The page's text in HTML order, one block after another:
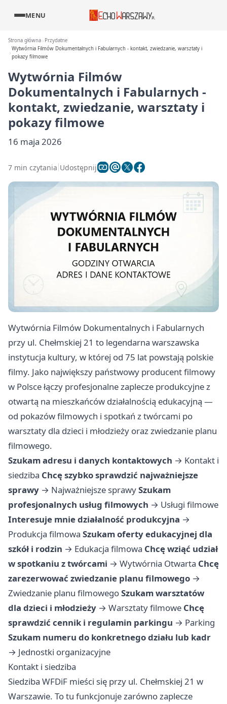
MENU
Strona główna
Przydatne
Wytwórnia Filmów Dokumentalnych i Fabularnych - kontakt, zwiedzanie, warsztaty i
pokazy filmowe
Wytwórnia Filmów
Dokumentalnych i Fabularnych -
kontakt, zwiedzanie, warsztaty i
pokazy filmowe
16 maja 2026
7 min czytania Udostępnij
Wytwórnia Filmów Dokumentalnych i Fabularnych
przy ul. Chełmskiej 21 to legendarna warszawska
instytucja kultury, w której od 75 lat powstają polskie
filmy. Jako największy państwowy producent filmowy
w Polsce łączy profesjonalne zaplecze produkcyjne z
otwartą na mieszkańców działalnością edukacyjną —
od pokazów filmowych i spotkań z twórcami po
warsztaty dla dzieci i młodzieży oraz zwiedzanie planu
filmowego.
Szukam adresu i danych kontaktowych → Kontakt i
siedziba Chcę szybko sprawdzić najważniejsze
sprawy → Najważniejsze sprawySzukam
profesjonalnych usług filmowych → Usługi filmowe
Interesuje mnie działalność produkcyjna →
Produkcja filmowa Szukam oferty edukacyjnej dla
szkół i rodzin → Edukacja filmowa Chcę wziąć udział
w spotkaniu z twórcami → Wytwórnia Otwarta Chcę
zarezerwować zwiedzanie planu filmowego →
Zwiedzanie planu filmowegoSzukam warsztatów
dla dzieci i młodzieży → Warsztaty filmowe Chcę
sprawdzić cennik i regulamin parkingu → Parking
Szukam numeru do konkretnego działu lub kadr
→ Jednostki organizacyjne
Kontakt i siedziba
Siedziba WFDiF mieści się przy ul. Chełmskiej 21 w
Warszawie. To tu funkcjonuje zarówno zaplecze